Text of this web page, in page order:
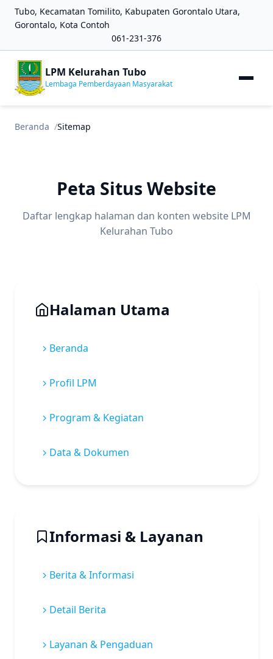
Tubo, Kecamatan Tomilito, Kabupaten Gorontalo Utara,
Gorontalo, Kota Contoh
061-231-376
LPM Kelurahan Tubo
Lembaga Pemberdayaan Masyarakat
Beranda Sitemap
Peta Situs Website
Daftar lengkap halaman dan konten website LPM
Kelurahan Tubo
Halaman Utama
Beranda
Profil LPM
Program & Kegiatan
Data & Dokumen
Informasi & Layanan
Berita & Informasi
Detail Berita
Layanan & Pengaduan